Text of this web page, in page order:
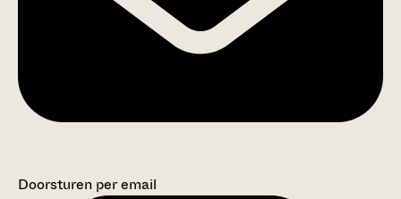
Doorsturen per email